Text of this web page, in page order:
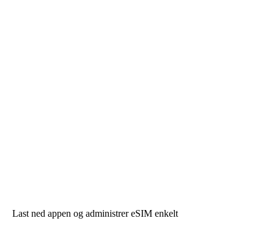
Last ned appen og administrer eSIM enkelt